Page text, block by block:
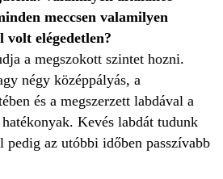
meccsen valamilyen
elégedetlen?
a megszokott szintet hozni.
négy középpályás, a
és a megszerzett labdával a
Kevés labdát tudunk
pedig az utóbbi időben passzívabb